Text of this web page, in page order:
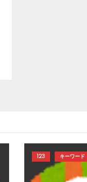
123 キーワード